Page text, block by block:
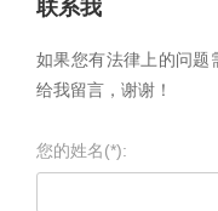
联系我
如果您有法律上的问题
给我留言，谢谢！
您的姓名(*):